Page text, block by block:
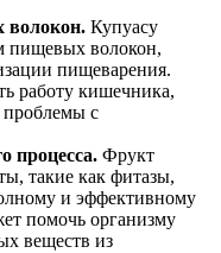
волокон. Купуасу
пищевых волокон,
пищеварения.
работу кишечника,
проблемы с
процесса. Фрукт
такие как фитазы,
и эффективному
помочь организму
веществ из